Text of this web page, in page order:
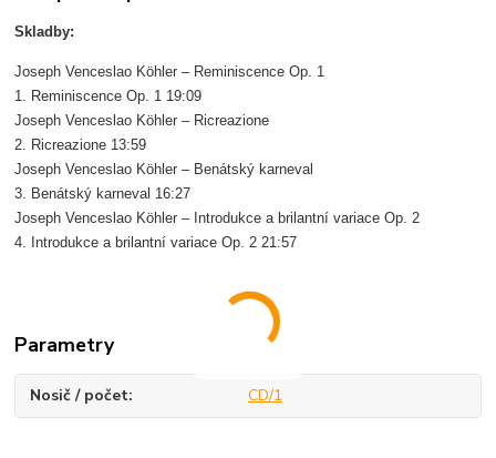
Skladby:
Joseph Venceslao Köhler – Reminiscence Op. 1
1. Reminiscence Op. 1 19:09
Joseph Venceslao Köhler – Ricreazione
2. Ricreazione 13:59
Joseph Venceslao Köhler – Benátský karneval
3. Benátský karneval 16:27
Joseph Venceslao Köhler – Introdukce a brilantní variace Op. 2
4. Introdukce a brilantní variace Op. 2 21:57
Parametry
Nosič / počet CD/1